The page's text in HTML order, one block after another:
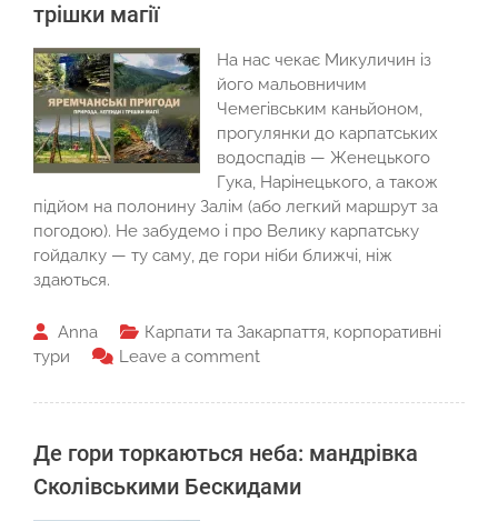
трішки магії
На нас чекає Микуличин із
його мальовничим
Чемегівським каньйоном,
прогулянки до карпатських
водоспадів — Женецького
Гука, Нарінецького, а також
підйом на полонину Залім (або легкий маршрут за
погодою). Не забудемо і про Велику карпатську
гойдалку — ту саму, де гори ніби ближчі, ніж
здаються.
Anna Карпати та Закарпаття, корпоративні
тури
Leave a comment
Де гори торкаються неба: мандрівка
Сколівськими Бескидами